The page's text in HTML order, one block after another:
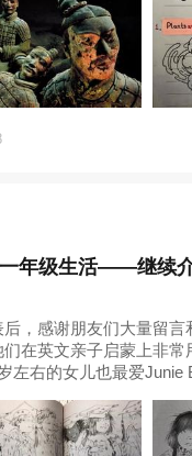
年级生活——继续
，感谢朋友们大量留言
在英文亲子启蒙上非常
左右的女儿也最爱Junie